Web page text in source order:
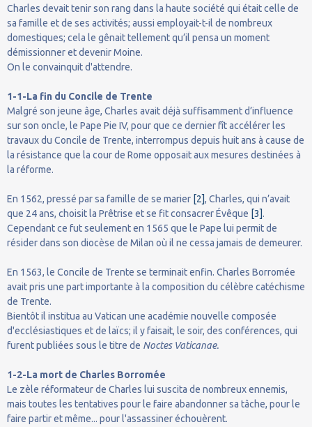
Charles devait tenir son rang dans la haute société qui était celle de
sa famille et de ses activités; aussi employait-t-il de nombreux
domestiques; cela le gênait tellement qu’il pensa un moment
démissionner et devenir Moine.
On le convainquit d'attendre.
1-1-La fin du Concile de Trente
Malgré son jeune âge, Charles avait déjà suffisamment d’influence
sur son oncle, le Pape Pie IV, pour que ce dernier fît accélérer les
travaux du Concile de Trente, interrompus depuis huit ans à cause de
la résistance que la cour de Rome opposait aux mesures destinées à
la réforme.
En 1562, pressé par sa famille de se marier [2], Charles, qui n’avait
que 24 ans, choisit la Prêtrise et se fit consacrer Évêque [3].
Cependant ce fut seulement en 1565 que le Pape lui permit de
résider dans son diocèse de Milan où il ne cessa jamais de demeurer.
En 1563, le Concile de Trente se terminait enfin. Charles Borromée
avait pris une part importante à la composition du célèbre catéchisme
de Trente.
Bientôt il institua au Vatican une académie nouvelle composée
d'ecclésiastiques et de laïcs; il y faisait, le soir, des conférences, qui
furent publiées sous le titre de Noctes Vaticanae.
1-2-La mort de Charles Borromée
Le zèle réformateur de Charles lui suscita de nombreux ennemis,
mais toutes les tentatives pour le faire abandonner sa tâche, pour le
faire partir et même... pour l'assassiner échouèrent.